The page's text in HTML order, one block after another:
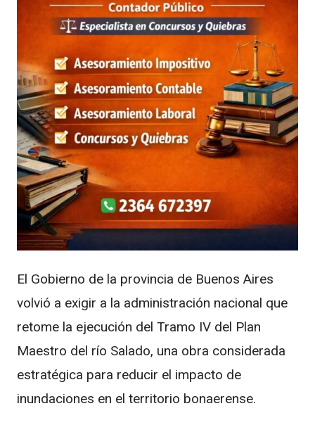
El Gobierno de la provincia de Buenos Aires
volvió a exigir a la administración nacional que
retome la ejecución del Tramo IV del Plan
Maestro del río Salado, una obra considerada
estratégica para reducir el impacto de
inundaciones en el territorio bonaerense.